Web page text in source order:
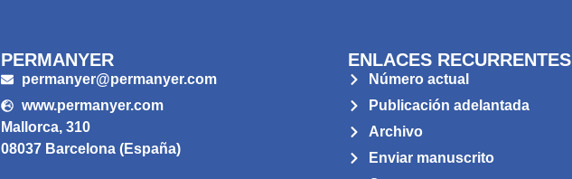
PERMANYER
permanyer@permanyer.com
www.permanyer.com
Mallorca, 310
08037 Barcelona (España)
ENLACES RECURRENTES
Número actual
Publicación adelantada
Archivo
Enviar manuscrito